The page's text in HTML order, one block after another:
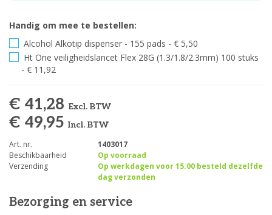
Handig om mee te bestellen:
Alcohol Alkotip dispenser - 155 pads - € 5,50
Ht One veiligheidslancet Flex 28G (1.3/1.8/2.3mm) 100 stuks
- € 11,92
€ 41,28 Excl. BTW
€ 49,95 Incl. BTW
Art. nr.
1403017
Beschikbaarheid
Op voorraad
Verzending
Op werkdagen voor 15.00 besteld dezelfde
dag verzonden
Bezorging en service